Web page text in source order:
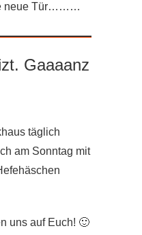
neue Tür………
Gaaaanz
täglich
am Sonntag mit
uns auf Euch! 🙂